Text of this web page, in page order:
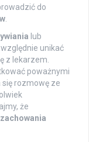
do
lub
unikać
z lekarzem.
poważnymi
rozmowę ze
że